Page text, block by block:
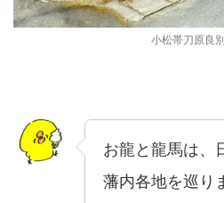
小松帯刀原良
お龍と龍馬は、
藩内各地を巡り